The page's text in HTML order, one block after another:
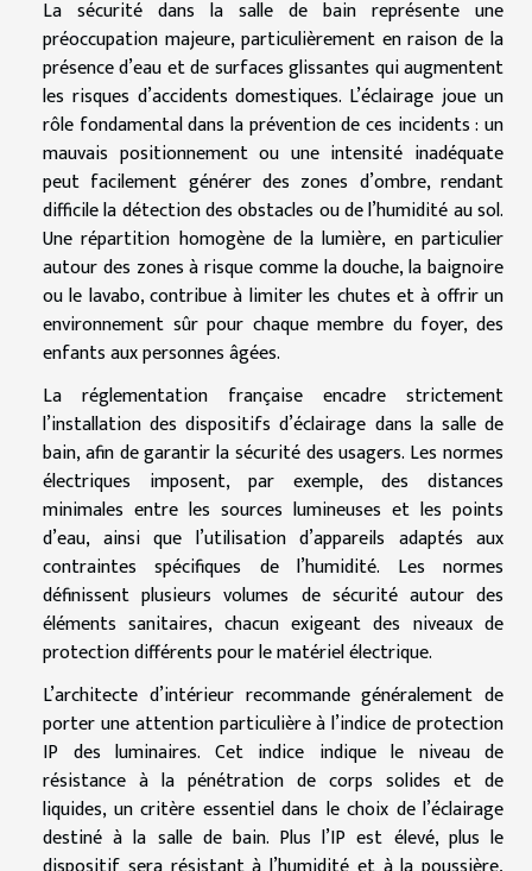
La sécurité dans la salle de bain représente une
préoccupation majeure, particulièrement en raison de la
présence d’eau et de surfaces glissantes qui augmentent
les risques d’accidents domestiques. L’éclairage joue un
rôle fondamental dans la prévention de ces incidents : un
mauvais positionnement ou une intensité inadéquate
peut facilement générer des zones d’ombre, rendant
difficile la détection des obstacles ou de l’humidité au sol.
Une répartition homogène de la lumière, en particulier
autour des zones à risque comme la douche, la baignoire
ou le lavabo, contribue à limiter les chutes et à offrir un
environnement sûr pour chaque membre du foyer, des
enfants aux personnes âgées.
La réglementation française encadre strictement
l’installation des dispositifs d’éclairage dans la salle de
bain, afin de garantir la sécurité des usagers. Les normes
électriques imposent, par exemple, des distances
minimales entre les sources lumineuses et les points
d’eau, ainsi que l’utilisation d’appareils adaptés aux
contraintes spécifiques de l’humidité. Les normes
définissent plusieurs volumes de sécurité autour des
éléments sanitaires, chacun exigeant des niveaux de
protection différents pour le matériel électrique.
L’architecte d’intérieur recommande généralement de
porter une attention particulière à l’indice de protection
IP des luminaires. Cet indice indique le niveau de
résistance à la pénétration de corps solides et de
liquides, un critère essentiel dans le choix de l’éclairage
destiné à la salle de bain. Plus l’IP est élevé, plus le